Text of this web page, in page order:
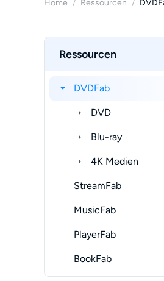
Home / Ressourcen /
Ressourcen
DVDFab
DVD
Blu-ray
4K Medien
StreamFab
MusicFab
PlayerFab
BookFab